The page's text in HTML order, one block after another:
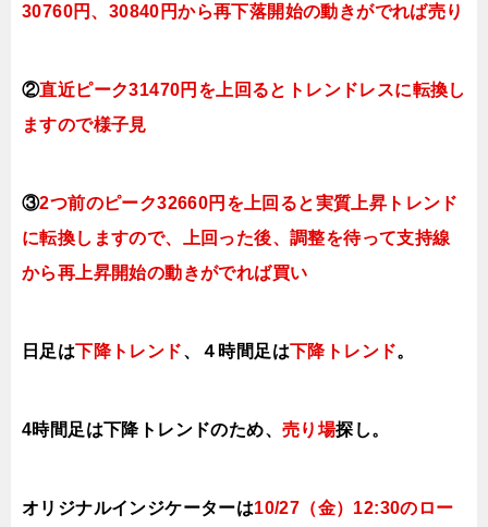
30760円、30840円から再下落開始の動きがでれば売り
②直近ピーク31470円を上回ると トレンドレスに転換し
ますので様子見
③2つ前のピーク32660円を上回ると実質上昇トレンド
に転換しますので、上回った後、調整を待って支持線
から再上昇開始の動きがでれば買い
日足は下降トレンド、４時間足は下降トレンド。
4時間足は下降トレンドのため、 売り場探し。
オリジナルインジケーターは10/27（金）12:30の ロー